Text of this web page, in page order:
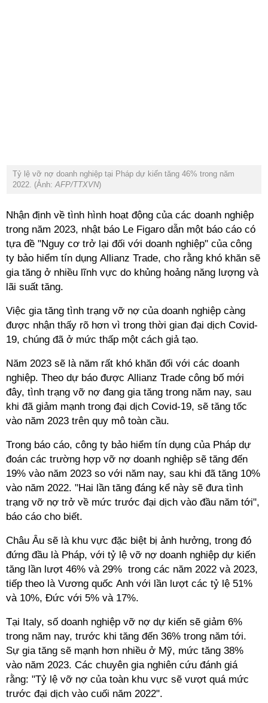
Tỷ lệ vỡ nợ doanh nghiệp tại Pháp dự kiến tăng 46% trong năm
2022. (Ảnh:AFP/TTXVN)
Nhận định về tình hình hoạt động của các doanh nghiệp
trong năm 2023, nhật báo Le Figaro dẫn một báo cáo có
tựa đề "Nguy cơ trở lại đối với doanh nghiệp" của công
ty bảo hiểm tín dụng Allianz Trade, cho rằng khó khăn sẽ
gia tăng ở nhiều lĩnh vực do khủng hoảng năng lượng và
lãi suất tăng.
Việc gia tăng tình trạng vỡ nợ của doanh nghiệp càng
được nhận thấy rõ hơn vì trong thời gian đại dịch Covid-
19, chúng đã ở mức thấp một cách giả tạo.
Năm 2023 sẽ là năm rất khó khăn đối với các doanh
nghiệp. Theo dự báo được Allianz Trade công bố mới
đây, tình trạng vỡ nợ đang gia tăng trong năm nay, sau
khi đã giảm mạnh trong đại dịch Covid-19, sẽ tăng tốc
vào năm 2023 trên quy mô toàn cầu.
Trong báo cáo, công ty bảo hiểm tín dụng của Pháp dự
đoán các trường hợp vỡ nợ doanh nghiệp sẽ tăng đến
19% vào năm 2023 so với năm nay, sau khi đã tăng 10%
vào năm 2022. "Hai lần tăng đáng kể này sẽ đưa tình
trạng vỡ nợ trở về mức trước đại dịch vào đầu năm tới",
báo cáo cho biết.
Châu Âu sẽ là khu vực đặc biệt bị ảnh hưởng, trong đó
đứng đầu là Pháp, với tỷ lệ vỡ nợ doanh nghiệp dự kiến
tăng lần lượt 46% và 29% trong các năm 2022 và 2023,
tiếp theo là Vương quốc Anh với lần lượt các tỷ lệ 51%
và 10%, Đức với 5% và 17%.
Tại Italy, số doanh nghiệp vỡ nợ dự kiến sẽ giảm 6%
trong năm nay, trước khi tăng đến 36% trong năm tới.
Sự gia tăng sẽ mạnh hơn nhiều ở Mỹ, mức tăng 38%
vào năm 2023. Các chuyên gia nghiên cứu đánh giá
rằng: "Tỷ lệ vỡ nợ của toàn khu vực sẽ vượt quá mức
trước đại dịch vào cuối năm 2022".